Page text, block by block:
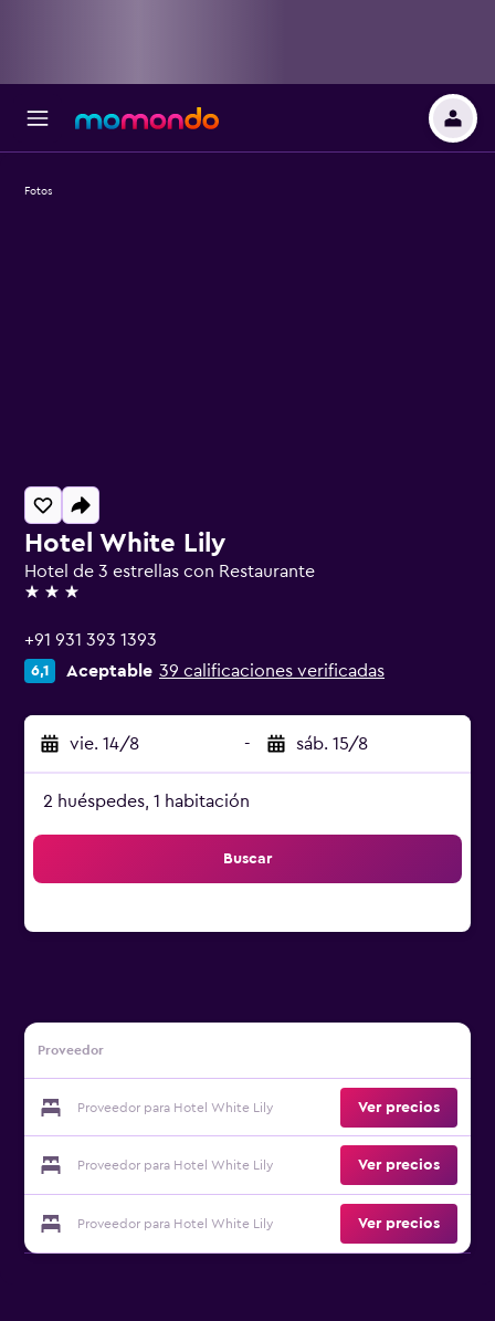
Hotel White Lily
Hotel de 3 estrellas con Restaurante
3 estrellas
+91 931 393 1393
6,1 Aceptable 39 calificaciones verificadas
vie. 14/8 - sáb. 15/8
2 huéspedes, 1 habitación
Buscar
Proveedor
Proveedor para Hotel White Lily Ver precios
Proveedor para Hotel White Lily Ver precios
Proveedor para Hotel White Lily Ver precios
Fotos